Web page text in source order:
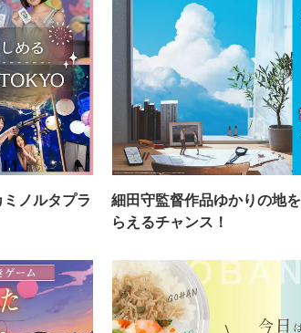
ノルタプラ
細田守監督作品ゆかりの地
らえるチャンス！